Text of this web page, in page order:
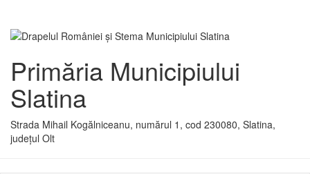
Primăria Municipiului
Slatina
Strada Mihail Kogălniceanu, numărul 1, cod 230080, Slatina,
județul Olt